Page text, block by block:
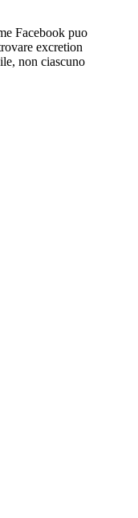
Facebook puo
excretion
non ciascuno